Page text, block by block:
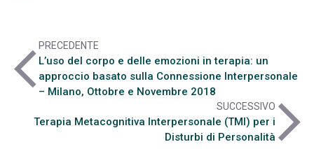
arrow_back_ios
PRECEDENTE
L’uso del corpo e delle emozioni in terapia: un
approccio basato sulla Connessione Interpersonale
– Milano, Ottobre e Novembre 2018
SUCCESSIVO
Terapia Metacognitiva Interpersonale (TMI) per i
Disturbi di Personalitàarrow_forward_ios